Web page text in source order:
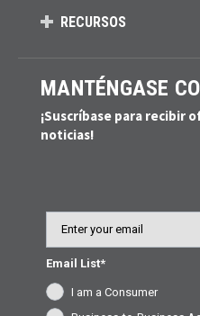
RECURSOS
MANTÉNGASE
¡Suscríbase para recibir
noticias!
Email List*
I am a Consumer